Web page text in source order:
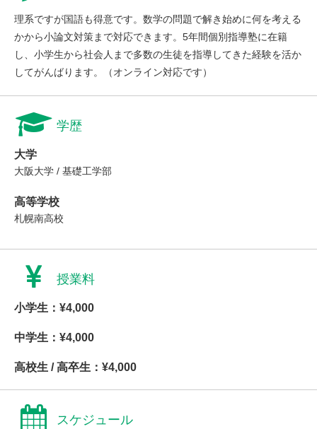
理系ですが国語も得意です。数学の問題で解き始めに何を考える
かから小論文対策まで対応できます。5年間個別指導塾に在籍
し、小学生から社会人まで多数の生徒を指導してきた経験を活か
してがんばります。（オンライン対応です）
学歴
大学
大阪大学 / 基礎工学部
高等学校
札幌南高校
授業料
小学生：¥4,000
中学生：¥4,000
高校生 / 高卒生：¥4,000
スケジュール